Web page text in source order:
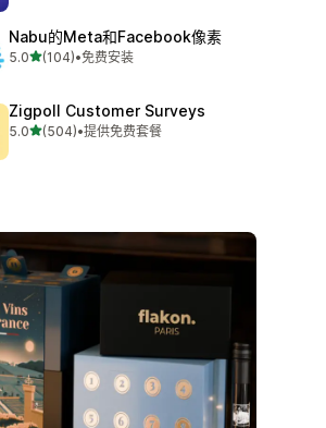
Nabu的Meta和Facebook像素
5.0星（满分 5 星）
(104)
总共 104 条评论
•免费安装
Zigpoll Customer Surveys
5.0星（满分 5 星）
(504)
总共 504 条评论
•提供免费套餐